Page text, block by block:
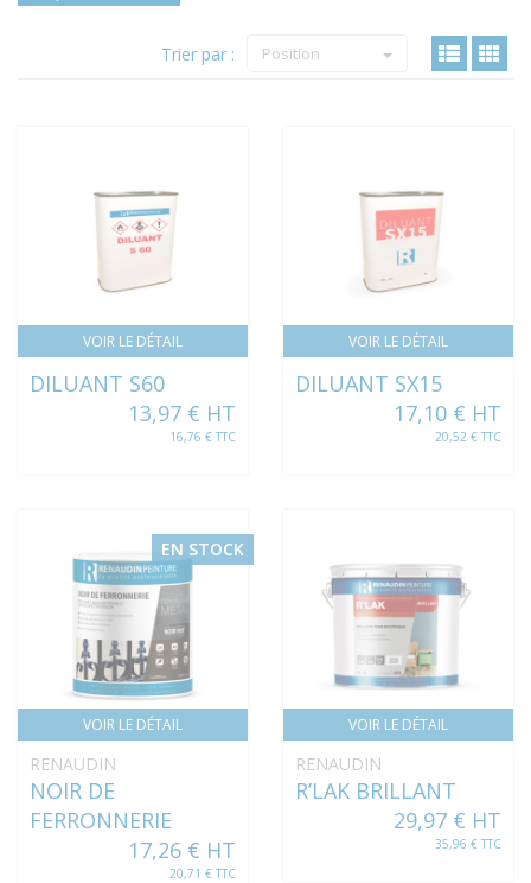
Trier par : Position
VOIR LE DÉTAIL
DILUANT S60
13,97 € HT
16,76 € TTC
VOIR LE DÉTAIL
DILUANT SX15
17,10 € HT
20,52 € TTC
VOIR LE DÉTAIL
EN STOCK
RENAUDIN
NOIR DE
FERRONNERIE
17,26 € HT
20,71 € TTC
VOIR LE DÉTAIL
RENAUDIN
R’LAK BRILLANT
29,97 € HT
35,96 € TTC